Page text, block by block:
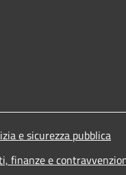
e sicurezza pubblica
finanze e